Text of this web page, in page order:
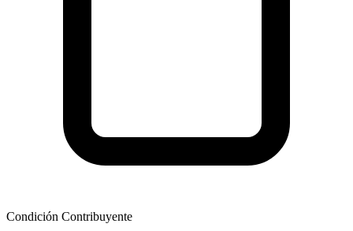
Condición Contribuyente